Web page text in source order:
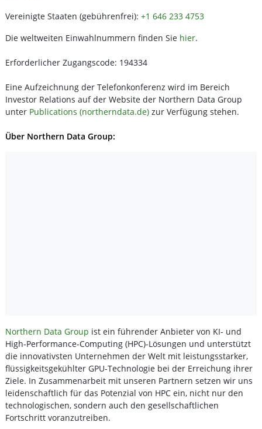
Vereinigte Staaten (gebührenfrei): +1 646 233 4753
Die weltweiten Einwahlnummern finden Sie hier.
Erforderlicher Zugangscode: 194334
Eine Aufzeichnung der Telefonkonferenz wird im Bereich
Investor Relations auf der Website der Northern Data Group
unter Publications (northerndata.de) zur Verfügung stehen.
Über Northern Data Group:
Northern Data Group ist ein führender Anbieter von KI- und
High-Performance-Computing (HPC)-Lösungen und unterstützt
die innovativsten Unternehmen der Welt mit leistungsstarker,
flüssigkeitsgekühlter GPU-Technologie bei der Erreichung ihrer
Ziele. In Zusammenarbeit mit unseren Partnern setzen wir uns
leidenschaftlich für das Potenzial von HPC ein, nicht nur den
technologischen, sondern auch den gesellschaftlichen
Fortschritt voranzutreiben.